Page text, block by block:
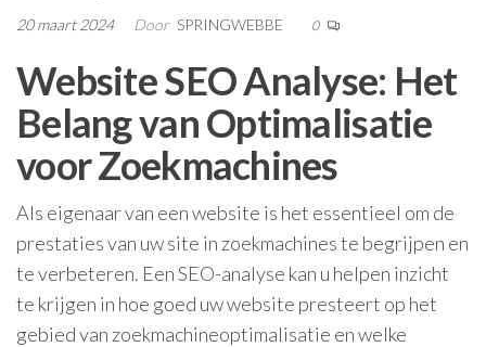
20 maart 2024 Door SPRINGWEBBE 0
Website SEO Analyse: Het
Belang van Optimalisatie
voor Zoekmachines
Als eigenaar van een website is het essentieel om de
prestaties van uw site in zoekmachines te begrijpen en
te verbeteren. Een SEO-analyse kan u helpen inzicht
te krijgen in hoe goed uw website presteert op het
gebied van zoekmachineoptimalisatie en welke